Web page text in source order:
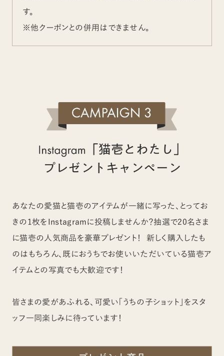
す。
※他クーポンとの併用はできません。
あなたの愛猫と猫壱のアイテムが一緒に写った、とってお
きの1枚をInstagramに投稿しませんか？抽選で20名さま
に猫壱の人気商品を豪華プレゼント！ 新しく購入したも
のはもちろん、既におうちでお使いいただいている猫壱ア
イテムとの写真でも大歓迎です！
皆さまの愛があふれる、可愛い「うちの子ショット」をスタ
ッフ一同楽しみに待っています！